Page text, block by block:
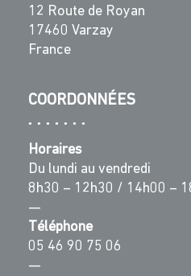
12 Route de Royan
17460 Varzay
France
COORDONNÉES
Horaires
Du lundi au vendredi
8h30 – 12h30 / 14h00 –
—
Téléphone
05 46 90 75 06
—